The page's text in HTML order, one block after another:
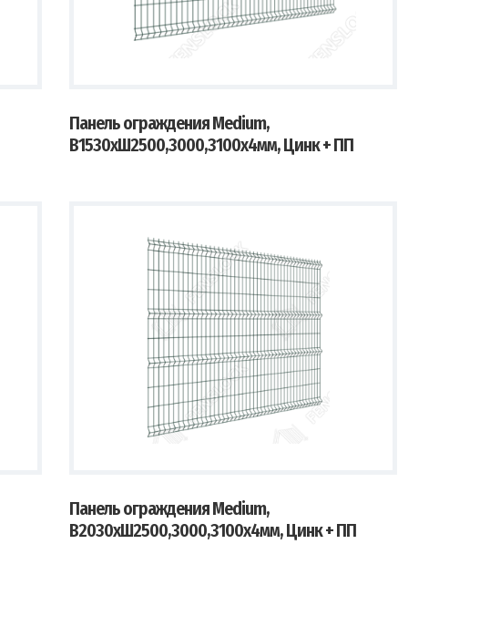
Панель ограждения Medium,
В1530хШ2500,3000,3100х4мм, Цинк + ПП
Панель ограждения Medium,
В2030хШ2500,3000,3100х4мм, Цинк + ПП